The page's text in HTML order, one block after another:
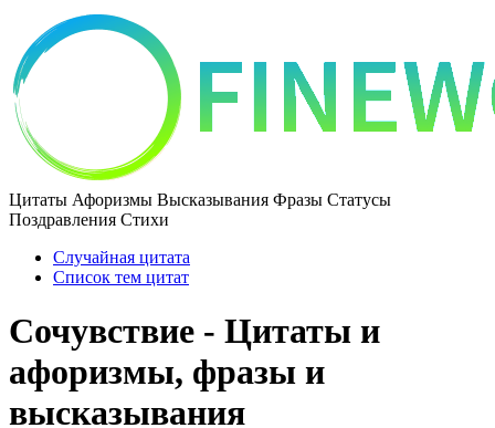
Цитаты Афоризмы Высказывания Фразы Статусы
Поздравления Стихи
Случайная цитата
Список тем цитат
Сочувствие - Цитаты и
афоризмы, фразы и
высказывания